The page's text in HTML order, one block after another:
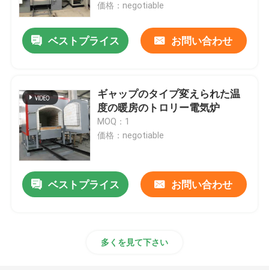
家
価格：negotiable
ベストプライス お問い合わせ
ギャップのタイプ変えられた温
度の暖房のトロリー電気炉
MOQ：1
価格：negotiable
ベストプライス お問い合わせ
多くを見て下さい